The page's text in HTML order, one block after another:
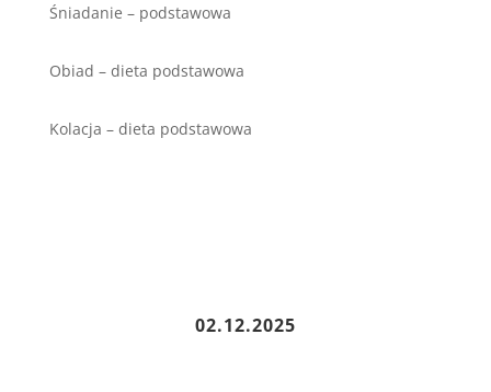
Śniadanie – podstawowa
Obiad – dieta podstawowa
Kolacja – dieta podstawowa
02.12.2025